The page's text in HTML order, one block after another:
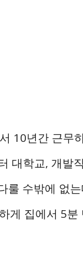
10년간 근무
대학교, 개발
룰 수밖에 없
게 집에서 5